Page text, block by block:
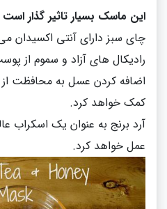
این ماسک بسیار تاثیر گذار است
چای سبز دارای آنتی اکسیدان
رادیکال های آزاد و سموم از
اضافه کردن عسل به محافظت
کمک خواهد کرد.
آرد برنج به عنوان یک اسکراب
عمل خواهد کرد.